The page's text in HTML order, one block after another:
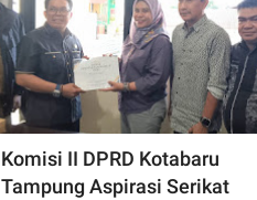
Komisi II DPRD Kotabaru
Tampung Aspirasi Serikat